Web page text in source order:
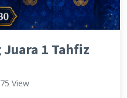
1 Tahfiz
75 View